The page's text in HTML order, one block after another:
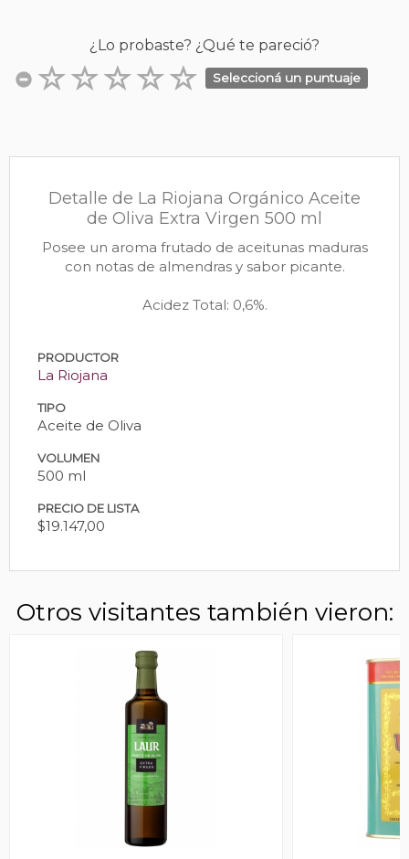
¿Lo probaste? ¿Qué te pareció?
Seleccioná un puntuaje
Detalle de La Riojana Orgánico Aceite
de Oliva Extra Virgen 500 ml
Posee un aroma frutado de aceitunas maduras
con notas de almendras y sabor picante.
Acidez Total: 0,6%.
PRODUCTOR
La Riojana
TIPO
Aceite de Oliva
VOLUMEN
500 ml
PRECIO DE LISTA
$19.147,00
Otros visitantes también vieron: